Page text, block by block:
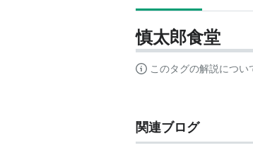
慎太郎食堂
このタグの解説につい
関連ブログ